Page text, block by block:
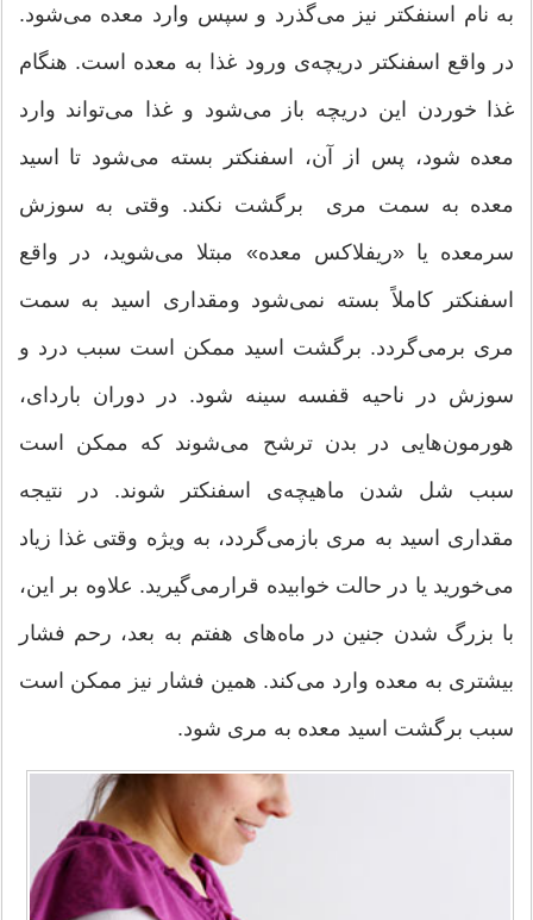
به نام اسنفکتر نیز می‌گذرد و سپس وارد معده می‌شود.
در واقع اسفنکتر دریچه‌ی ورود غذا به معده است. هنگام
غذا خوردن این دریچه باز می‌شود و غذا می‌تواند وارد
معده شود، پس از آن، اسفنکتر بسته می‌شود تا اسید
معده به سمت مری برگشت نکند. وقتی به سوزش
سرمعده یا «ریفلاکس معده» مبتلا می‌شوید، در واقع
اسفنکتر کاملاً بسته نمی‌شود ومقداری اسید به سمت
مری برمی‌گردد. برگشت اسید ممکن است سبب درد و
سوزش در ناحیه قفسه سینه شود. در دوران باردای،
هورمون‌هایی در بدن ترشح می‌شوند که ممکن است
سبب شل شدن ماهیچه‌ی اسفنکتر شوند. در نتیجه
مقداری اسید به مری بازمی‌گردد، به ویژه وقتی غذا زیاد
می‌خورید یا در حالت خوابیده قرارمی‌گیرید. علاوه بر این،
با بزرگ شدن جنین در ماه‌های هفتم به بعد، رحم فشار
بیشتری به معده وارد می‌کند. همین فشار نیز ممکن است
سبب برگشت اسید معده به مری شود.